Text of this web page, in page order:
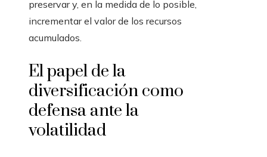
preservar y, en la medida de lo posible,
incrementar el valor de los recursos
acumulados.
El papel de la
diversificación como
defensa ante la
volatilidad